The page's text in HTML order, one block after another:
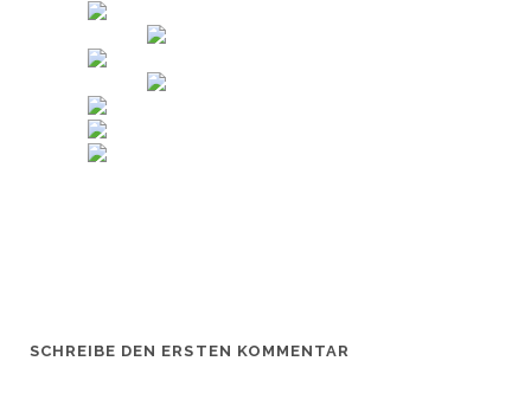
SCHREIBE DEN ERSTEN KOMMENTAR